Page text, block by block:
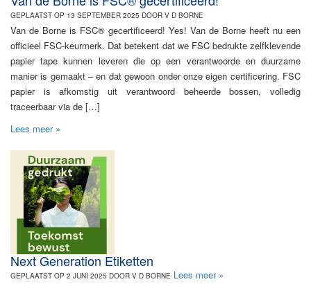
GEPLAATST OP 13 SEPTEMBER 2025 DOOR V D BORNE
Van de Borne is FSC® gecertificeerd! Yes! Van de Borne heeft nu een
officieel FSC-keurmerk. Dat betekent dat we FSC bedrukte zelfklevende
papier tape kunnen leveren die op een verantwoorde en duurzame
manier is gemaakt – en dat gewoon onder onze eigen certificering. FSC
papier is afkomstig uit verantwoord beheerde bossen, volledig
traceerbaar via de […]
Lees meer »
Next Generation Etiketten
GEPLAATST OP 2 JUNI 2025 DOOR V D BORNE Lees meer »